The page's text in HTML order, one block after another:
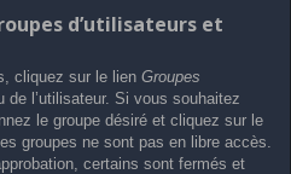
d’utilisateurs et
cliquez sur le lien Groupes
de l’utilisateur. Si vous souhaitez
le groupe désiré et cliquez sur le
groupes ne sont pas en libre accès.
certains sont fermés et